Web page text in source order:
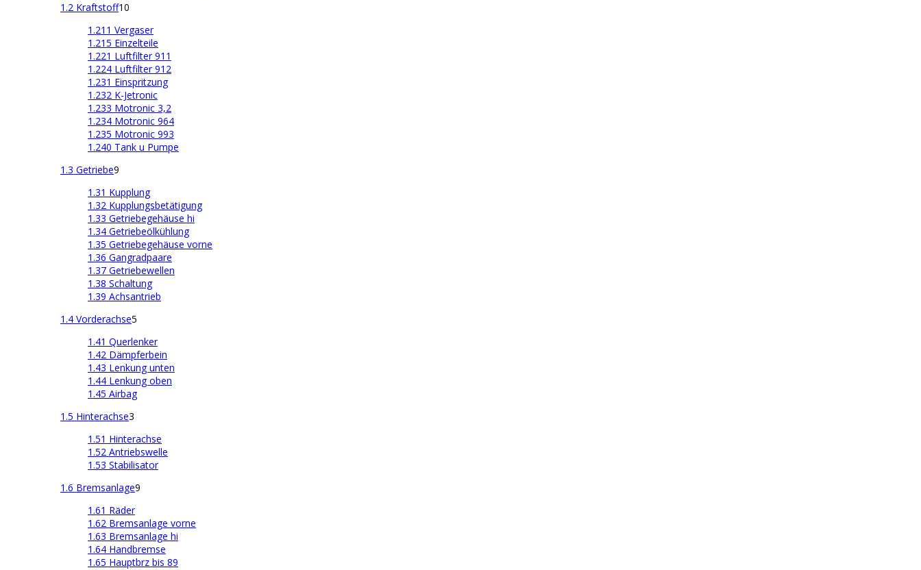
1.2 Kraftstoff10
1.211 Vergaser
1.215 Einzelteile
1.221 Luftfilter 911
1.224 Luftfilter 912
1.231 Einspritzung
1.232 K-Jetronic
1.233 Motronic 3,2
1.234 Motronic 964
1.235 Motronic 993
1.240 Tank u Pumpe
1.3 Getriebe9
1.31 Kupplung
1.32 Kupplungsbetätigung
1.33 Getriebegehäuse hi
1.34 Getriebeölkühlung
1.35 Getriebegehäuse vorne
1.36 Gangradpaare
1.37 Getriebewellen
1.38 Schaltung
1.39 Achsantrieb
1.4 Vorderachse5
1.41 Querlenker
1.42 Dämpferbein
1.43 Lenkung unten
1.44 Lenkung oben
1.45 Airbag
1.5 Hinterachse3
1.51 Hinterachse
1.52 Antriebswelle
1.53 Stabilisator
1.6 Bremsanlage9
1.61 Räder
1.62 Bremsanlage vorne
1.63 Bremsanlage hi
1.64 Handbremse
1.65 Hauptbrz bis 89